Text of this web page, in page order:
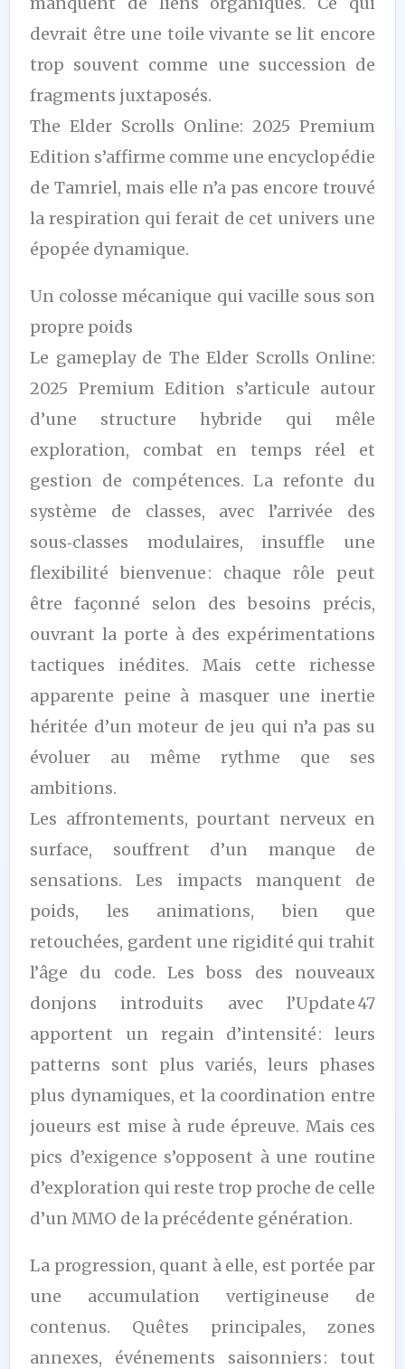
devrait être une toile vivante se lit encore
trop souvent comme une succession de
fragments juxtaposés.
The Elder Scrolls Online: 2025 Premium
Edition s’affirme comme une encyclopédie
de Tamriel, mais elle n’a pas encore trouvé
la respiration qui ferait de cet univers une
épopée dynamique.
Un colosse mécanique qui vacille sous son
propre poids
Le gameplay de The Elder Scrolls Online:
2025 Premium Edition s’articule autour
d’une structure hybride qui mêle
exploration, combat en temps réel et
gestion de compétences. La refonte du
système de classes, avec l’arrivée des
sous‑classes modulaires, insuffle une
flexibilité bienvenue : chaque rôle peut
être façonné selon des besoins précis,
ouvrant la porte à des expérimentations
tactiques inédites. Mais cette richesse
apparente peine à masquer une inertie
héritée d’un moteur de jeu qui n’a pas su
évoluer au même rythme que ses
ambitions.
Les affrontements, pourtant nerveux en
surface, souffrent d’un manque de
sensations. Les impacts manquent de
poids, les animations, bien que
retouchées, gardent une rigidité qui trahit
l’âge du code. Les boss des nouveaux
donjons introduits avec l’Update 47
apportent un regain d’intensité : leurs
patterns sont plus variés, leurs phases
plus dynamiques, et la coordination entre
joueurs est mise à rude épreuve. Mais ces
pics d’exigence s’opposent à une routine
d’exploration qui reste trop proche de celle
d’un MMO de la précédente génération.
La progression, quant à elle, est portée par
une accumulation vertigineuse de
contenus. Quêtes principales, zones
annexes, événements saisonniers : tout